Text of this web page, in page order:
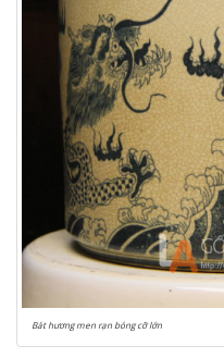
Bát hương men rạn bóng cỡ lớn